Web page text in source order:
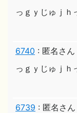
っｇｙじゅｊｈ
6740 : 匿名さん
っｇｙじゅｊｈ
6739 : 匿名さん